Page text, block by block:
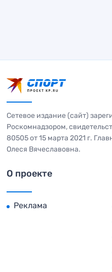
Сетевое издание (сайт)
Роскомнадзором,
80505 от 15 марта 2021 г.
Олеся Вячеславовна.
О проекте
Реклама